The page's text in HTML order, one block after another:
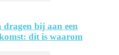
dragen bij aan een
dit is waarom